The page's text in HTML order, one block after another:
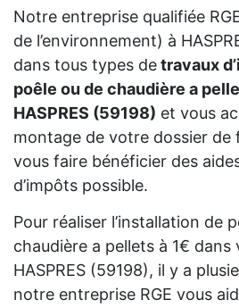
Notre entreprise qualifiée
de l’environnement) à
dans tous types detravaux
poêle ou de chaudière a
HASPRES (59198) et vous
montage de votre dossier de
vous faire bénéficier des
d’impôts possible.
Pour réaliser l’installation de
chaudière a pellets à 1€ dans
HASPRES (59198), il y a
notre entreprise RGE vous